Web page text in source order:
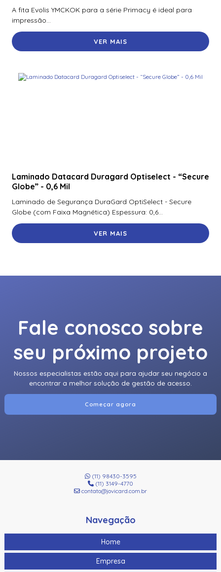
A fita Evolis YMCKOK para a série Primacy é ideal para
impressão...
VER MAIS
Laminado Datacard Duragard Optiselect - “Secure
Globe” - 0,6 Mil
Laminado de Segurança DuraGard OptiSelect - Secure
Globe (com Faixa Magnética) Espessura: 0,6...
VER MAIS
Fale conosco sobre
seu próximo projeto
Nossos especialistas estão aqui para ajudar seu negócio a
encontrar a melhor solução de gestão de acesso.
Começar agora
(11) 98430-3595
(11) 3149-4770
contato@jovicard.com.br
Navegação
Home
Empresa